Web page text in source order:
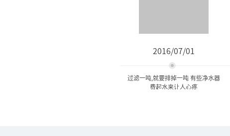
2016/07/01
过滤一吨,就要排掉一吨 有些净水器
费起水来让人心疼